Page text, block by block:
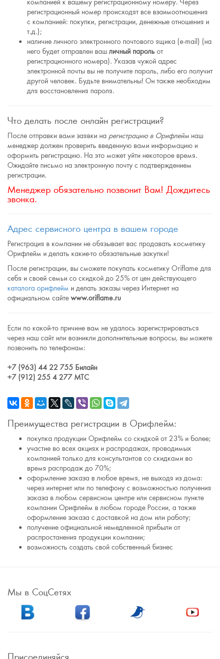
компанией к вашему регистрационному номеру. Через
регистрационный номер происходят все взаимоотношения
с компанией: покупки, регистрации, денежные отношения и
т.д.);
наличие личного электронного почтового ящика (e-mail) (на
него будет отправлен вашличный пароль от
регистрационного номера). Указав чужой адрес
электронной почты вы не получите пароль, либо его получит
другой человек. Будьте внимательны! Он также необходим
для восстановления пароля.
Что делать после онлайн регистрации?
После отправки вами заявки на регистрацию в Орифлейм наш
менеджер должен проверить введенную вами информацию и
оформить регистрацию. На это может уйти некоторое время.
Ожидайте письмо на электронную почту с подтверждением
регистрации.
Менеджер обязательно позвонит Вам! Дождитесь
звонка.
Адрес сервисного центра в вашем городе
Регистрация в компании не обязывает вас продавать косметику
Орифлейм и делать какие-то обязательные закупки!
После регистрации, вы сможете покупать косметику Oriflame для
себя и своей семьи со скидкой до 25% от цен действующего
каталога орифлейм и делать заказы через Интернет на
официальном сайте www.oriflame.ru
Если по какой-то причине вам не удалось зарегистрироваться
через наш сайт или возникли дополнительные вопросы, вы можете
позвонить по телефонам:
+7 (963) 44 22 755 Билайн
+7 (912) 255 4 277 МТС
Преимущества регистрации в Орифлейм:
покупка продукции Орифлейм со скидкой от 23% и более;
участие во всех акциях и распродажах, проводимых
компанией только для консультантов со скидками во
время распродаж до 70%;
оформление заказа в любое время, не выходя из дома:
через интернет или по телефону с возможностью получения
заказа в любом сервисном центре или сервисном пункте
компании Орифлейм в любом городе России, а также
оформление заказа с доставкой на дом или работу;
получение официальной немедленной прибыли от
распростанения продукции компании;
возможность создать свой собственный бизнес
Мы в СоцСетях